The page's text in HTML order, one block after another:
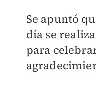
Se apuntó
día se
para